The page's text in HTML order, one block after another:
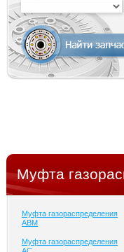
Муфта
Муфта газораспределения
ABM
Муфта газораспределения